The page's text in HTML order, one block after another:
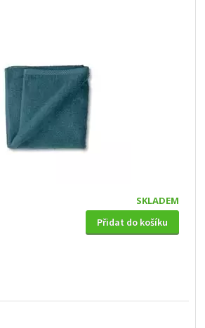
SKLADEM
Přidat do košíku